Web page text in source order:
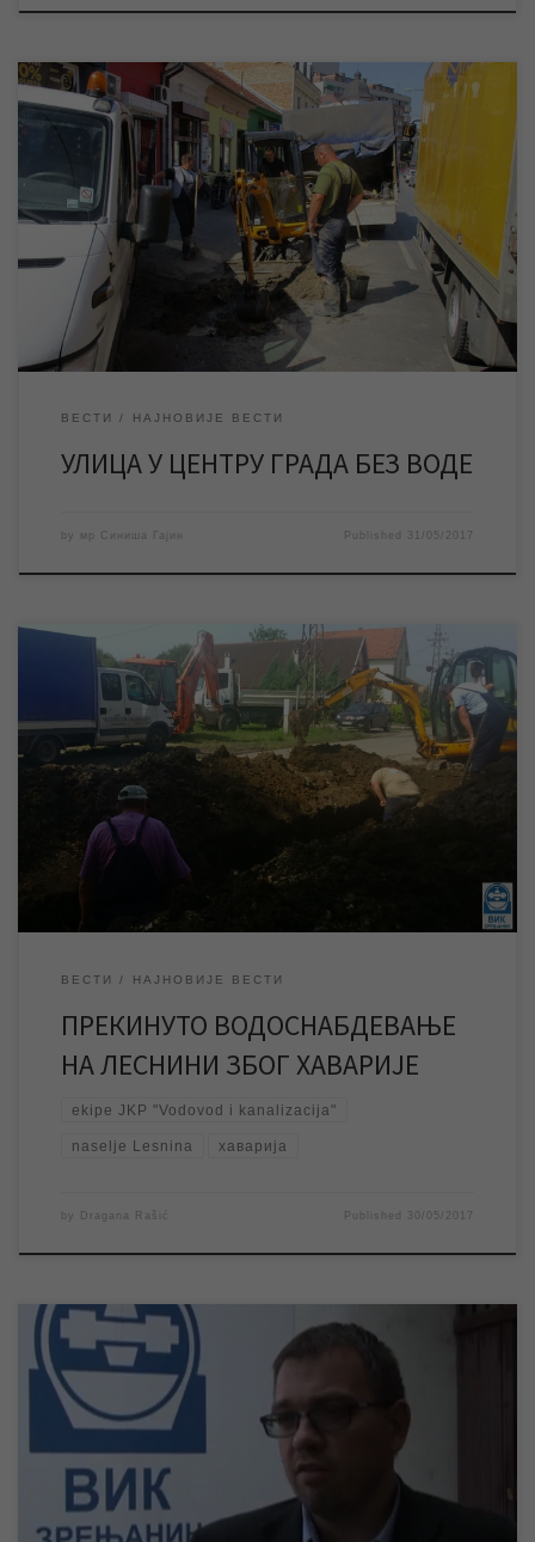
Због хаварије на уличној водоводној мрежи, у наредних
највише два сата, Пупинова улица и мањи део центра града
биће без воде. Наше екипе су на терену од момента пријаве
квара, а прекид водоснабдевања је био неопходан да би се
радови на санацији настале хаварије привели крају. ЈКП
„Водовод […]
ВЕСТИ НАЈНОВИЈЕ ВЕСТИ
УЛИЦА У ЦЕНТРУ ГРАДА БЕЗ ВОДЕ
by мр Синиша Гајин Published 31/05/2017
Због хаварије већих размера на уличној водоводној мрежи у
улици Доситеја Обрадовића, од јуче увече већи део градског
насеља Леснина је без воде. Екипе ЈКП „Водовод и
канализација“ Зрењанин су на терену и раде на санацији
квара, и према првим проценама са терена квар ће, уколико
не дође до непланираних дешавања, бити отклоњен […]
ВЕСТИ НАЈНОВИЈЕ ВЕСТИ
ПРЕКИНУТО ВОДОСНАБДЕВАЊЕ
НА ЛЕСНИНИ ЗБОГ ХАВАРИЈЕ
ekipe JKP "Vodovod i kanalizacija"
naselje Lesnina хаварија
by Dragana Rašić Published 30/05/2017
У изјави за РТВ „САНТОС“ Синиша Гајин, руководилац Службе
информисања и пословних комуникација ЈКП „Водовод и
канализација“, говорио je o најављеним радовима
Електродистрибуције Зрењанин на трафостаници која
обезбеђује напајање бунарских пумпи које снабдевају град
водом, који ће довести до вишечасовног прекида
водоснабдевања у целом граду. Информације о томе колико